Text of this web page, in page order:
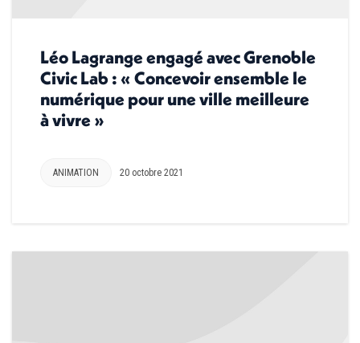
Léo Lagrange engagé avec Grenoble
Civic Lab : « Concevoir ensemble le
numérique pour une ville meilleure
à vivre »
ANIMATION 20 octobre 2021